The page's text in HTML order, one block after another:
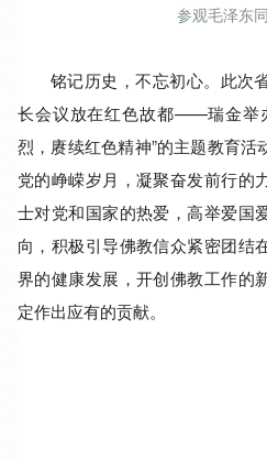
参观毛泽东
铭记历史，不忘初心。此次
长会议放在红色故都——瑞金举
烈，赓续红色精神”的主题教育
党的峥嵘岁月，凝聚奋发前行的
士对党和国家的热爱，高举爱国
向，积极引导佛教信众紧密团结
界的健康发展，开创佛教工作的
定作出应有的贡献。